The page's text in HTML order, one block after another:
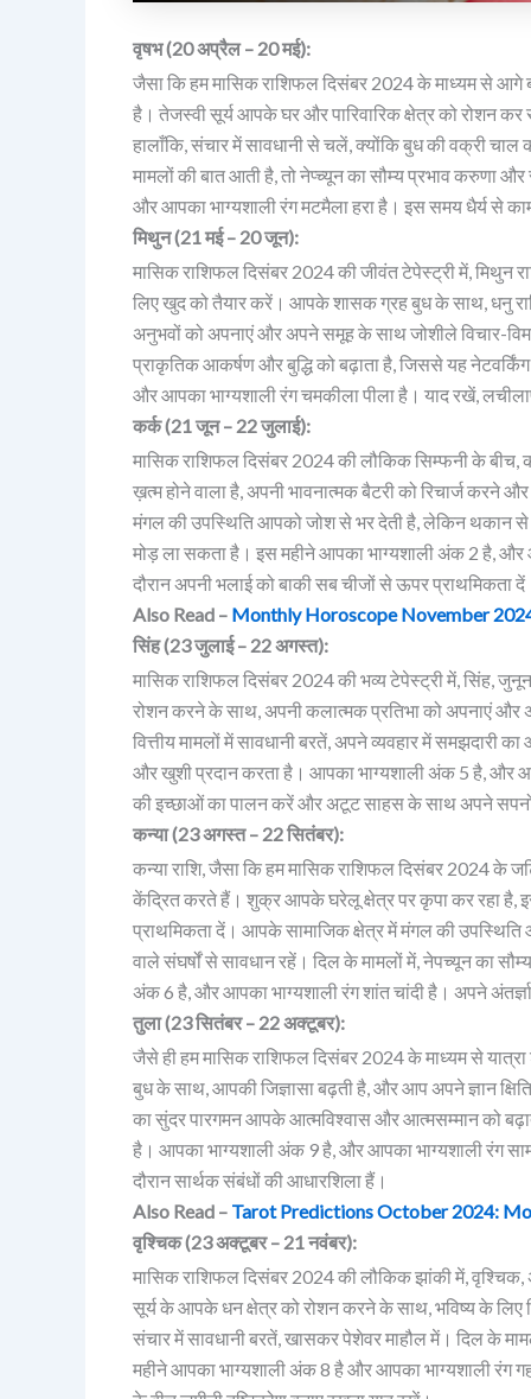
वृषभ (20 अप्रैल – 20 मई):
जैसा कि हम मासिक राशिफल दिसंबर 2024 के माध्यम से आगे
है। तेजस्वी सूर्य आपके घर और पारिवारिक क्षेत्र को रोशन
हालाँकि, संचार में सावधानी से चलें, क्योंकि बुध की वक्री
मामलों की बात आती है, तो नेप्च्यून का सौम्य प्रभाव करुणा
और आपका भाग्यशाली रंग मटमैला हरा है। इस समय धैर्य से
मिथुन (21 मई – 20 जून):
मासिक राशिफल दिसंबर 2024 की जीवंत टेपेस्ट्री में, मिथुन
लिए खुद को तैयार करें। आपके शासक ग्रह बुध के साथ, धनु
अनुभवों को अपनाएं और अपने समूह के साथ जोशीले विचार-
प्राकृतिक आकर्षण और बुद्धि को बढ़ाता है, जिससे यह
और आपका भाग्यशाली रंग चमकीला पीला है। याद रखें,
कर्क (21 जून – 22 जुलाई):
मासिक राशिफल दिसंबर 2024 की लौकिक सिम्फनी के
ख़त्म होने वाला है, अपनी भावनात्मक बैटरी को रिचार्ज करने
मंगल की उपस्थिति आपको जोश से भर देती है, लेकिन थकान से
मोड़ ला सकता है। इस महीने आपका भाग्यशाली अंक 2 है, और
दौरान अपनी भलाई को बाकी सब चीजों से ऊपर प्राथमिकता
Also Read – Monthly Horoscope November
सिंह (23 जुलाई – 22 अगस्त):
मासिक राशिफल दिसंबर 2024 की भव्य टेपेस्ट्री में, सिंह,
रोशन करने के साथ, अपनी कलात्मक प्रतिभा को अपनाएं और
वित्तीय मामलों में सावधानी बरतें, अपने व्यवहार में समझदारी
और खुशी प्रदान करता है। आपका भाग्यशाली अंक 5 है, और
की इच्छाओं का पालन करें और अटूट साहस के साथ अपने
कन्या (23 अगस्त – 22 सितंबर):
कन्या राशि, जैसा कि हम मासिक राशिफल दिसंबर 2024 के
केंद्रित करते हैं। शुक्र आपके घरेलू क्षेत्र पर कृपा कर रहा है,
प्राथमिकता दें। आपके सामाजिक क्षेत्र में मंगल की
वाले संघर्षों से सावधान रहें। दिल के मामलों में, नेपच्यून का
अंक 6 है, और आपका भाग्यशाली रंग शांत चांदी है। अपने
तुला (23 सितंबर – 22 अक्टूबर):
जैसे ही हम मासिक राशिफल दिसंबर 2024 के माध्यम से
बुध के साथ, आपकी जिज्ञासा बढ़ती है, और आप अपने ज्ञान
का सुंदर पारगमन आपके आत्मविश्वास और आत्मसम्मान को
है। आपका भाग्यशाली अंक 9 है, और आपका भाग्यशाली रंग
दौरान सार्थक संबंधों की आधारशिला हैं।
Also Read – Tarot Predictions October 2024:
वृश्चिक (23 अक्टूबर – 21 नवंबर):
मासिक राशिफल दिसंबर 2024 की लौकिक झांकी में,
सूर्य के आपके धन क्षेत्र को रोशन करने के साथ, भविष्य के लिए
संचार में सावधानी बरतें, खासकर पेशेवर माहौल में। दिल के
महीने आपका भाग्यशाली अंक 8 है और आपका भाग्यशाली रंग